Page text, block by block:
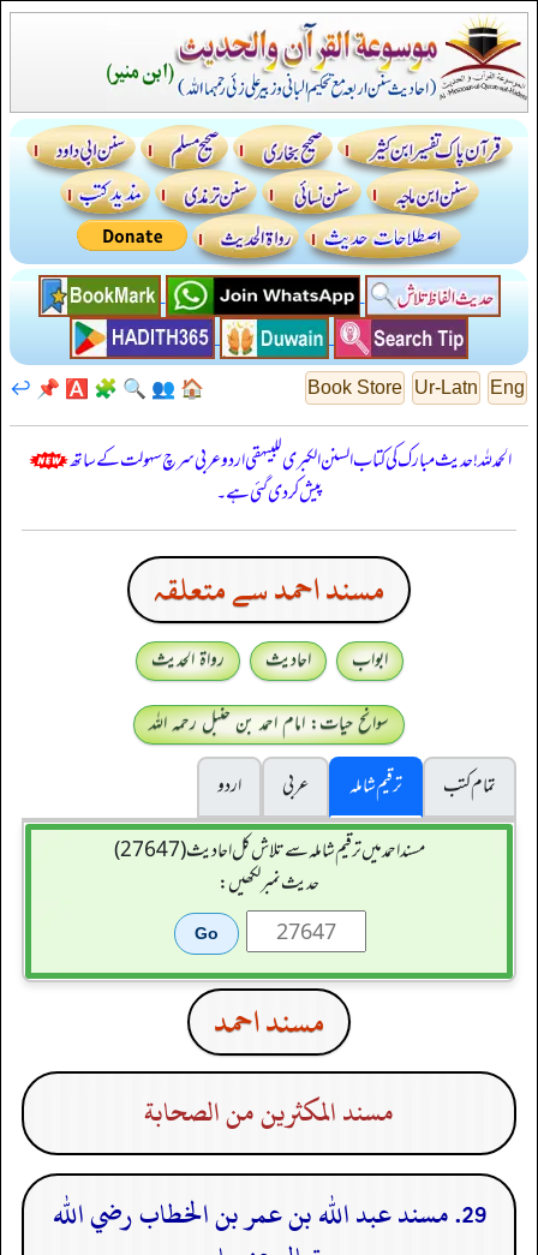
Eng
Ur-Latn
Book Store
🏠
👥
🔍
🧩
🅰️
📌
↩️
الحمدللہ! حدیث مبارک کی کتاب السنن الكبرى للبيهقي اردو عربی سرچ سہولت کے ساتھ
پیش کر دی گئی ہے۔
مسند احمد سے متعلقہ
ابواب احادیث
رواۃ الحدیث
سوانح حیات: امام احمد بن حنبل رحمہ اللہ
تمام کتب
ترقیم شاملہ عربی
اردو
مسند احمد میں ترقیم شاملہ سے تلاش کل احادیث (27647)
حدیث نمبر لکھیں:
مسند احمد
مسند المكثرين من الصحابة
29. مسند عبد الله بن عمر بن الخطاب رضي الله